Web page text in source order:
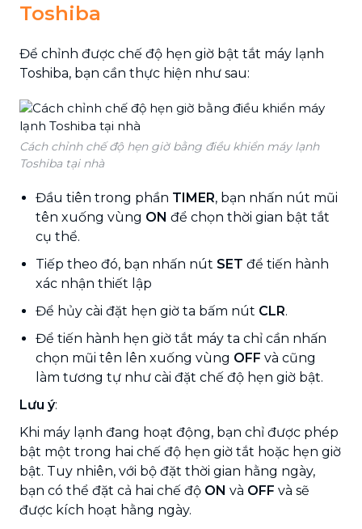
Toshiba
Để chỉnh được chế độ hẹn giờ bật tắt máy lạnh
Toshiba, bạn cần thực hiện như sau:
Cách chỉnh chế độ hẹn giờ bằng điều khiển máy lạnh
Toshiba tại nhà
Đầu tiên trong phần TIMER, bạn nhấn nút mũi
tên xuống vùng ON để chọn thời gian bật tắt
cụ thể.
Tiếp theo đó, bạn nhấn nút SET để tiến hành
xác nhận thiết lập
Để hủy cài đặt hẹn giờ ta bấm nút CLR.
Để tiến hành hẹn giờ tắt máy ta chỉ cần nhấn
chọn mũi tên lên xuống vùng OFF và cũng
làm tương tự như cài đặt chế độ hẹn giờ bật.
Lưu ý:
Khi máy lạnh đang hoạt động, bạn chỉ được phép
bật một trong hai chế độ hẹn giờ tắt hoặc hẹn giờ
bật. Tuy nhiên, với bộ đặt thời gian hằng ngày,
bạn có thể đặt cả hai chế độ ON và OFF và sẽ
được kích hoạt hằng ngày.